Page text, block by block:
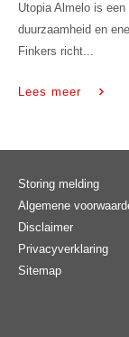
Utopia Almelo is
duurzaamheid en
Finkers richt...
Lees meer
Storing melding
Algemene
Disclaimer
Privacyverklaring
Sitemap